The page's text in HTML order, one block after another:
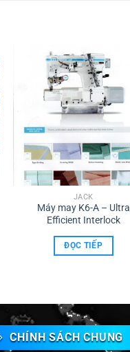
JACK
Máy may K6-A – Ultra
Efficient Interlock
ĐỌC TIẾP
CHÍNH SÁCH CHUNG